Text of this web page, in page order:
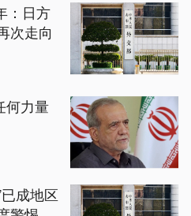
：日方
次走向
何力量
成地区